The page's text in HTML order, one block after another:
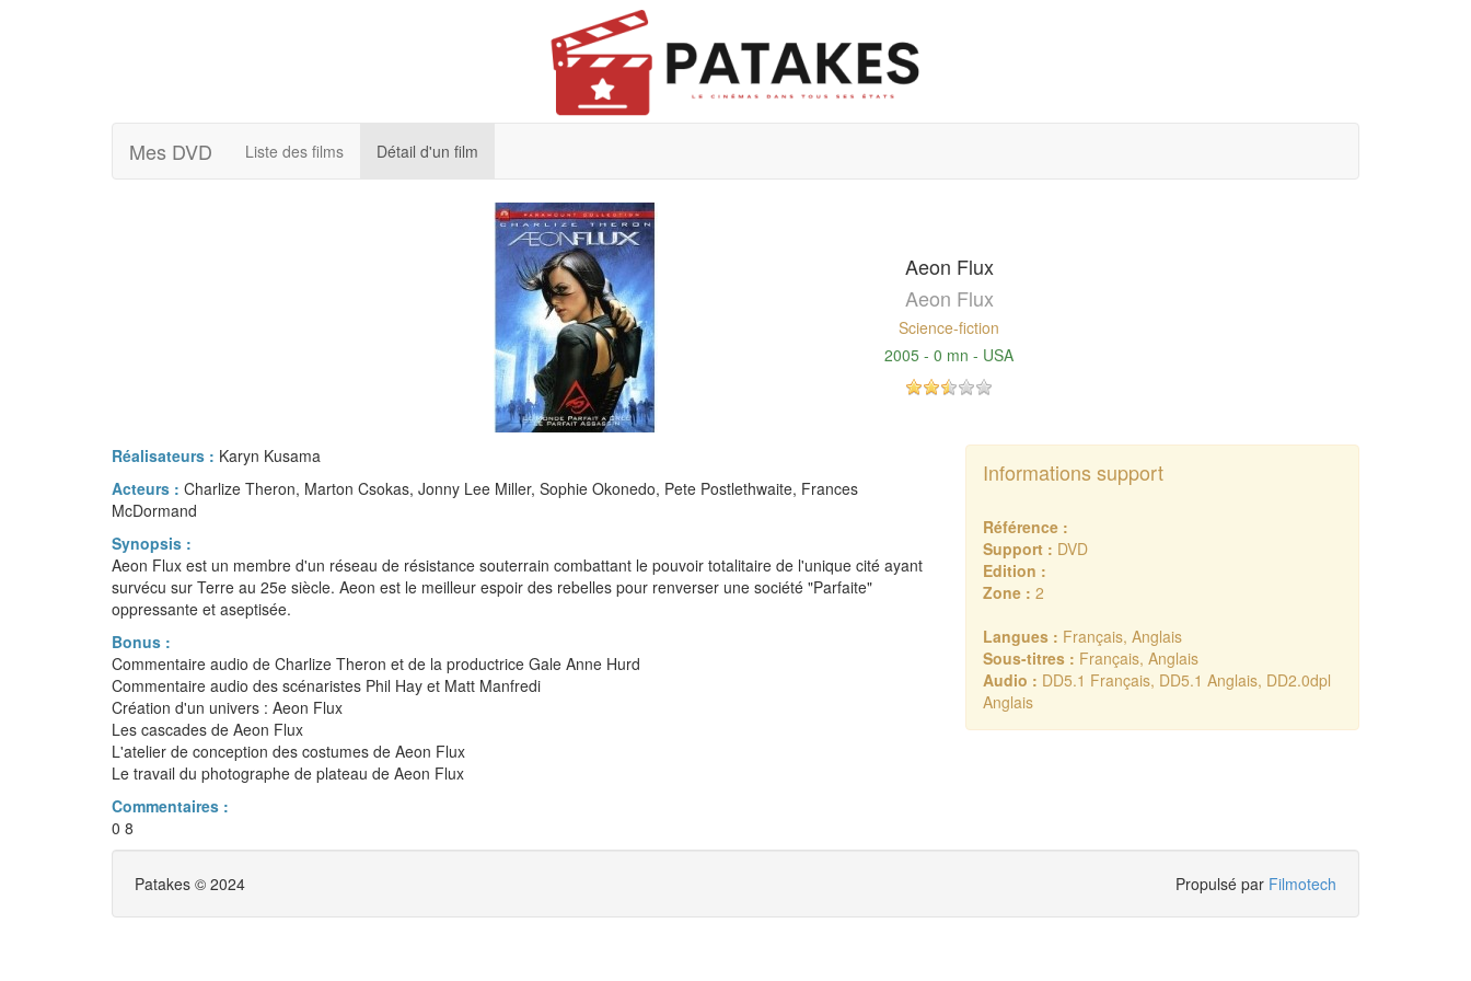
Mes DVD Liste des films Détail d'un film
Aeon Flux
Aeon Flux
Science-fiction
2005 - 0 mn - USA
Réalisateurs : Karyn Kusama
Acteurs : Charlize Theron, Marton Csokas, Jonny Lee Miller, Sophie Okonedo, Pete Postlethwaite, Frances
McDormand
Synopsis :
Aeon Flux est un membre d'un réseau de résistance souterrain combattant le pouvoir totalitaire de l'unique cité ayant
survécu sur Terre au 25e siècle. Aeon est le meilleur espoir des rebelles pour renverser une société "Parfaite"
oppressante et aseptisée.
Bonus :
Commentaire audio de Charlize Theron et de la productrice Gale Anne Hurd
Commentaire audio des scénaristes Phil Hay et Matt Manfredi
Création d'un univers : Aeon Flux
Les cascades de Aeon Flux
L'atelier de conception des costumes de Aeon Flux
Le travail du photographe de plateau de Aeon Flux
Commentaires :
0 8
Informations support
Référence :
Support : DVD
Edition :
Zone : 2
Langues : Français, Anglais
Sous-titres : Français, Anglais
Audio : DD5.1 Français, DD5.1 Anglais, DD2.0dpl
Anglais
Patakes © 2024 Propulsé par Filmotech